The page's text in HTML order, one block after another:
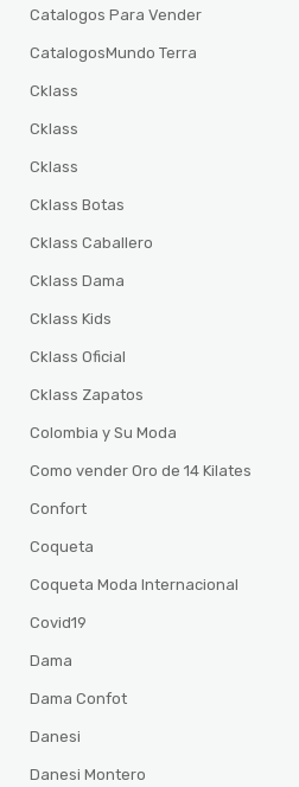
Catalogos Para Vender
CatalogosMundo Terra
Cklass
Cklass
Cklass
Cklass Botas
Cklass Caballero
Cklass Dama
Cklass Kids
Cklass Oficial
Cklass Zapatos
Colombia y Su Moda
Como vender Oro de 14 Kilates
Confort
Coqueta
Coqueta Moda Internacional
Covid19
Dama
Dama Confot
Danesi
Danesi Montero